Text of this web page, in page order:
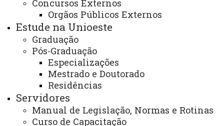
Concursos Externos
Orgãos Públicos Externos
Estude na Unioeste
Graduação
Pós-Graduação
Especializações
Mestrado e Doutorado
Residências
Servidores
Manual de Legislação, Normas e Rotinas
Curso de Capacitação
Webmail
REITORIA
Secretaria Geral
Gabinete Reitoria
Secretaria dos Conselhos Superiores
PRÓ-REITORIAS